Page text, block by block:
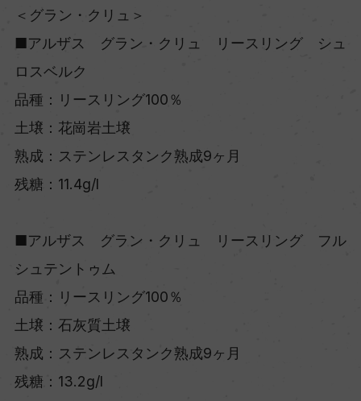
＜グラン・クリュ＞
■アルザス グラン・クリュ リースリング シュ
ロスベルク
品種：リースリング100％
土壌：花崗岩土壌
熟成：ステンレスタンク熟成9ヶ月
残糖：11.4g/l
■アルザス グラン・クリュ リースリング フル
シュテントゥム
品種：リースリング100％
土壌：石灰質土壌
熟成：ステンレスタンク熟成9ヶ月
残糖：13.2g/l